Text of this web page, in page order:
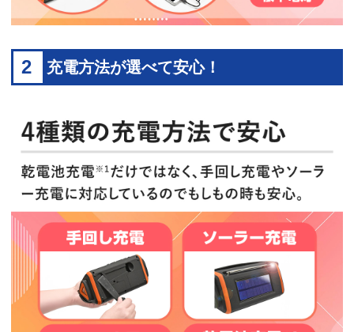
2 充電方法が選べて安心！